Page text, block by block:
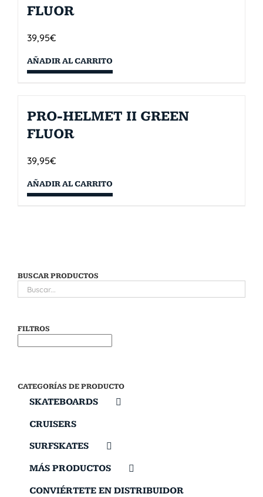
FLUOR
39,95€
AÑADIR AL CARRITO
PRO-HELMET II GREEN
FLUOR
39,95€
AÑADIR AL CARRITO
BUSCAR PRODUCTOS
FILTROS
CATEGORÍAS DE PRODUCTO
SKATEBOARDS
CRUISERS
SURFSKATES
MÁS PRODUCTOS
CONVIÉRTETE EN DISTRIBUIDOR